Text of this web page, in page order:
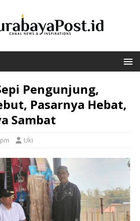
Pengunjung,
Pasarnya Hebat,
Sambat
Uki